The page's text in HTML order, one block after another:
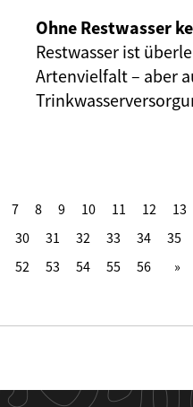
Ohne Restwasser
Restwasser ist
Artenvielfalt – aber
7 8 9 10 11 12 13
30 31 32 33 34 35
52 53 54 55 56